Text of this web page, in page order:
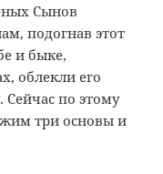
Сынов
подогнав этот
и быке,
облекли его
по этому
три основы и